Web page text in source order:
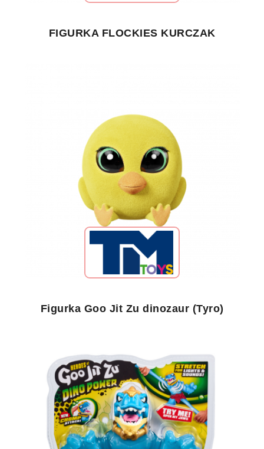
FIGURKA FLOCKIES KURCZAK
Figurka Goo Jit Zu dinozaur (Tyro)